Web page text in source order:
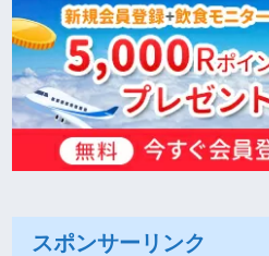
スポンサーリンク